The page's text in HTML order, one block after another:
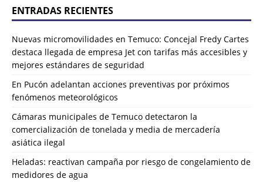
ENTRADAS RECIENTES
Nuevas micromovilidades en Temuco: Concejal Fredy Cartes
destaca llegada de empresa Jet con tarifas más accesibles y
mejores estándares de seguridad
En Pucón adelantan acciones preventivas por próximos
fenómenos meteorológicos
Cámaras municipales de Temuco detectaron la
comercialización de tonelada y media de mercadería
asiática ilegal
Heladas: reactivan campaña por riesgo de congelamiento de
medidores de agua